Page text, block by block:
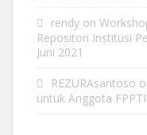
rendy on
Repositori Institusi
Juni 2021
REZURAsantoso
untuk Anggota